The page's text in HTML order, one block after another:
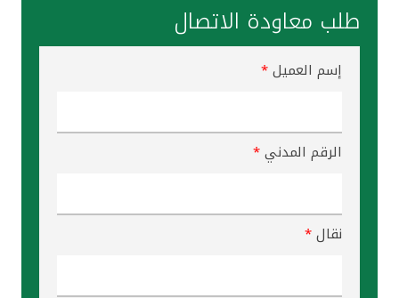
المملكة المتحدة
مملكة البحرين
طلب معاودة الاتصال
إسم العميل*
الرقم المدني*
نقال*